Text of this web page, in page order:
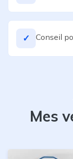
✓ Conseil
Mes